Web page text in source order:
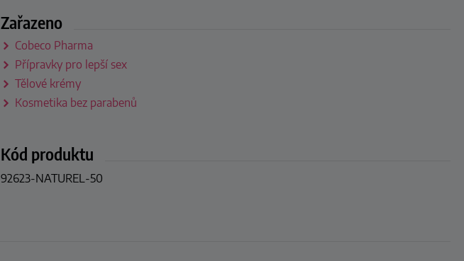
Zařazeno
Cobeco Pharma
Přípravky pro lepší sex
Tělové krémy
Kosmetika bez parabenů
Kód produktu
92623-NATUREL-50